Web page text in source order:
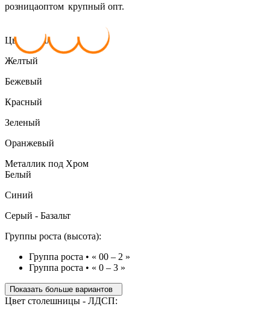
розницаоптом крупный опт.
Цвет металлокаркаса:
Желтый
Бежевый
Красный
Зеленый
Оранжевый
Металлик под Хром
Белый
Синий
Серый - Базальт
Группы роста (высота):
Группа роста • « 00 – 2 »
Группа роста • « 0 – 3 »
Показать больше вариантов
Цвет столешницы - ЛДСП: